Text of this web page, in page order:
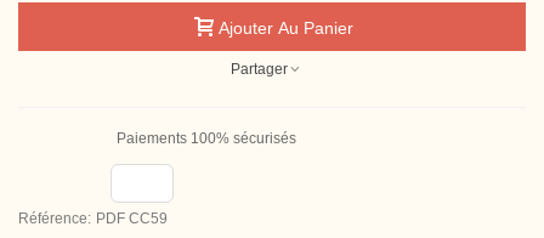
Ajouter Au Panier
Partager
Paiements 100% sécurisés
Référence: PDF CC59